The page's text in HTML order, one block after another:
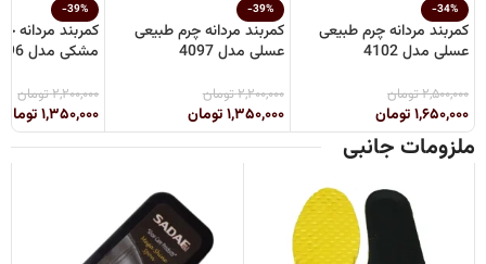
-34%
کمربند مردانه چرم طبیعی
عسلی مدل 4102
۲,۵۰۰,۰۰۰تومان
۱,۶۵۰,۰۰۰تومان
-39%
کمربند مردانه چرم طبیعی
عسلی مدل 4097
۲,۲۰۰,۰۰۰تومان
۱,۳۵۰,۰۰۰تومان
-39%
کمربند مردانه
مشکی مدل 4096
۲,۲۰۰,۰۰۰تومان
۱,۳۵۰,۰۰۰تومان
ملزومات جانبی